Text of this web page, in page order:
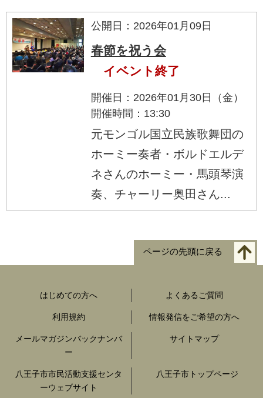
公開日：2026年01月09日
春節を祝う会
イベント終了
開催日：2026年01月30日（金）
開催時間：13:30
元モンゴル国立民族歌舞団の
ホーミー奏者・ボルドエルデ
ネさんのホーミー・馬頭琴演
奏、チャーリー奥田さん...
ページの先頭に戻る
はじめての方へ よくあるご質問
利用規約 情報発信をご希望の方へ
メールマガジンバックナンバ
ー
サイトマップ
八王子市市民活動支援センタ
ーウェブサイト
八王子市トップページ